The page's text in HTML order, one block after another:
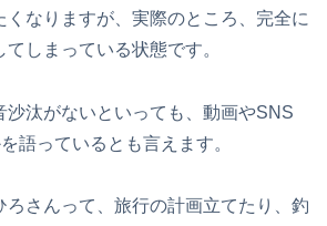
くなりますが、実際のところ、完全に
しまっている状態です。
沙汰がないといっても、動画やSNS
語っているとも言えます。
ろさんって、旅行の計画立てたり、釣